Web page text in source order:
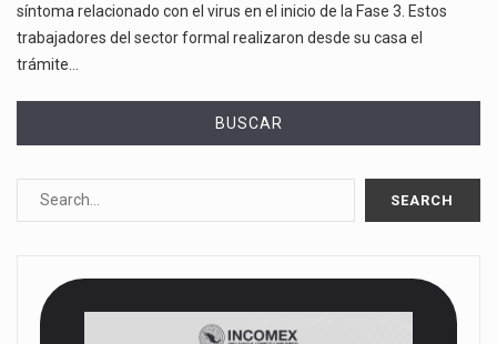
síntoma relacionado con el virus en el inicio de la Fase 3. Estos
trabajadores del sector formal realizaron desde su casa el
trámite…
BUSCAR